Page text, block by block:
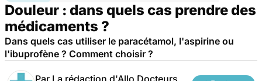
Douleur : dans quels cas prendre des
médicaments ?
Dans quels cas utiliser le paracétamol, l'aspirine ou
l'ibuprofène ? Comment choisir ?
Par La rédaction d'Allo Docteurs